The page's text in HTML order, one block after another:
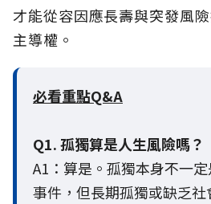
才能從容因應長壽與突發風
主導權。
必看重點Q&A
Q1. 孤獨算是人生風險嗎？
A1：算是。孤獨本身不一
事件，但長期孤獨或缺乏